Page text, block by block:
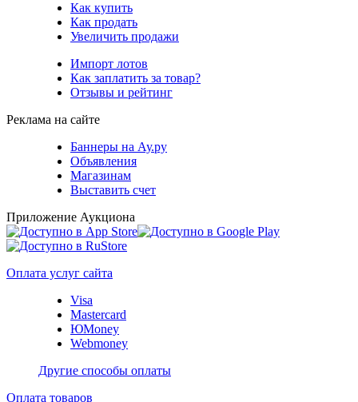
Как купить
Как продать
Увеличить продажи
Импорт лотов
Как заплатить за товар?
Отзывы и рейтинг
Реклама на сайте
Баннеры на Ау.ру
Объявления
Магазинам
Выставить счет
Приложение Аукциона
Оплата услуг сайта
Visa
Mastercard
ЮMoney
Webmoney
Другие способы оплаты
Оплата товаров